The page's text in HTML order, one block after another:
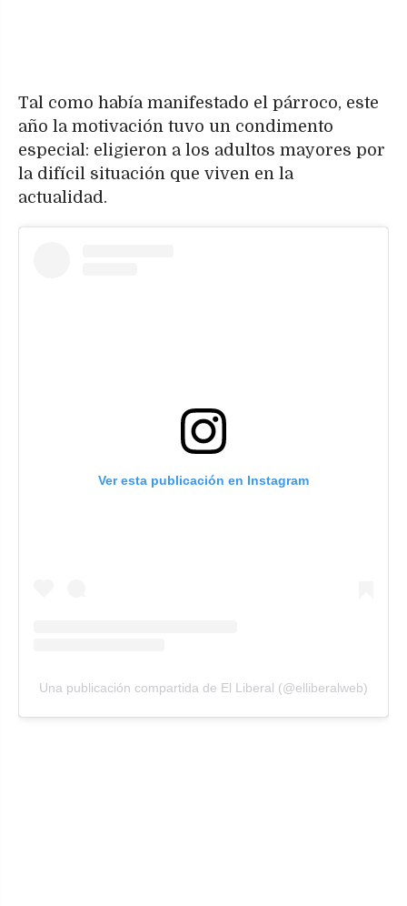
Tal como había manifestado el párroco, este
año la motivación tuvo un condimento
especial: eligieron a los adultos mayores por
la difícil situación que viven en la
actualidad.
Ver esta publicación en Instagram
Una publicación compartida de El Liberal (@elliberalweb)